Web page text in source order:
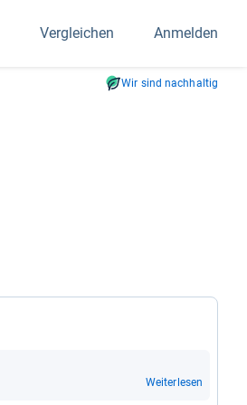
Vergleichen Anmelden
Wir sind nachhaltig
Weiterlesen